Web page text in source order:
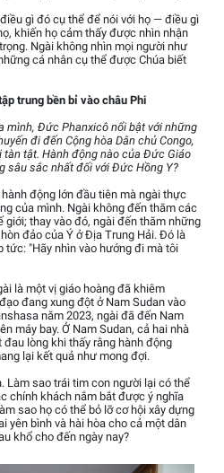
gì đó cụ thể để nói với họ — điều gì
khiến họ cảm thấy được nhìn nhận
Ngài không nhìn mọi người như
cá nhân cụ thể được Chúa biết
trung bền bỉ vào châu Phi
mình, Đức Phanxicô nổi bật với những
đi đến Cộng hòa Dân chủ Congo,
tàn tật. Hành động nào của Đức Giáo
sâu sắc nhất đối với Đức Hồng Y?
động lớn đầu tiên mà ngài thực
của mình. Ngài không đến thăm các
giới; thay vào đó, ngài đến thăm những
đảo của Ý ở Địa Trung Hải. Đó là
tức: "Hãy nhìn vào hướng đi mà tôi
là một vị giáo hoàng đã khiêm
đang xung đột ở Nam Sudan vào
năm 2023, ngài đã đến Nam
máy bay. Ở Nam Sudan, cả hai nhà
lòng khi thấy rằng hành động
lại kết quả như mong đợi.
Làm sao trái tim con người lại có thể
chính khách nắm bắt được ý nghĩa
sao họ có thể bỏ lỡ cơ hội xây dựng
yên bình và hài hòa cho cả một dân
khổ cho đến ngày nay?